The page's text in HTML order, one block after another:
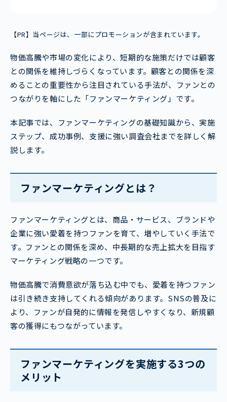
【PR】当ページは、一部にプロモーションが含まれています。
物価高騰や市場の変化により、短期的な施策だけでは顧客
との関係を維持しづらくなっています。顧客との関係を深
めることの重要性から注目されている手法が、ファンとの
つながりを軸にした「ファンマーケティング」です。
本記事では、ファンマーケティングの基礎知識から、実施
ステップ、成功事例、支援に強い調査会社までを詳しく解
説します。
ファンマーケティングとは？
ファンマーケティングとは、商品・サービス、ブランドや
企業に強い愛着を持つファンを育て、増やしていく手法で
す。ファンとの関係を深め、中長期的な売上拡大を目指す
マーケティング戦略の一つです。
物価高騰で消費意欲が落ち込む中でも、愛着を持つファン
は引き続き支持してくれる傾向があります。SNSの普及に
より、ファンが自発的に情報を発信しやすくなり、新規顧
客の獲得にもつながっています。
ファンマーケティングを実施する3つの
メリット